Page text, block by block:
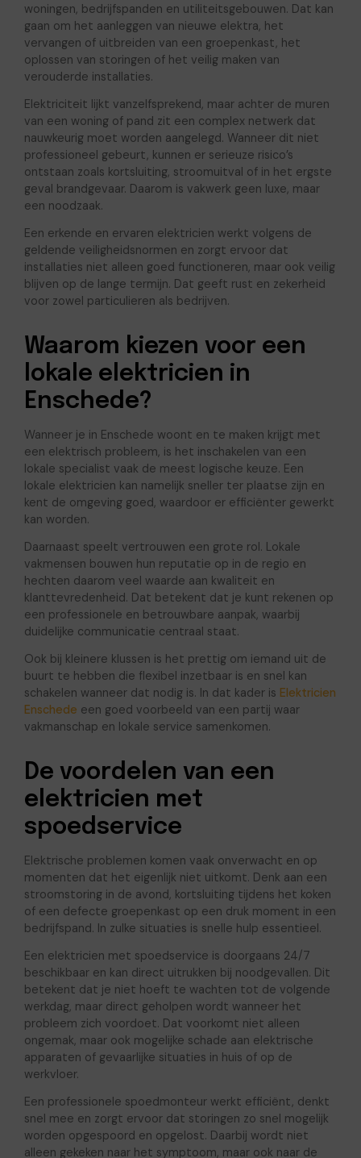
woningen, bedrijfspanden en utiliteitsgebouwen. Dat kan
gaan om het aanleggen van nieuwe elektra, het
vervangen of uitbreiden van een groepenkast, het
oplossen van storingen of het veilig maken van
verouderde installaties.
Elektriciteit lijkt vanzelfsprekend, maar achter de muren
van een woning of pand zit een complex netwerk dat
nauwkeurig moet worden aangelegd. Wanneer dit niet
professioneel gebeurt, kunnen er serieuze risico’s
ontstaan zoals kortsluiting, stroomuitval of in het ergste
geval brandgevaar. Daarom is vakwerk geen luxe, maar
een noodzaak.
Een erkende en ervaren elektricien werkt volgens de
geldende veiligheidsnormen en zorgt ervoor dat
installaties niet alleen goed functioneren, maar ook veilig
blijven op de lange termijn. Dat geeft rust en zekerheid
voor zowel particulieren als bedrijven.
Waarom kiezen voor een
lokale elektricien in
Enschede?
Wanneer je in Enschede woont en te maken krijgt met
een elektrisch probleem, is het inschakelen van een
lokale specialist vaak de meest logische keuze. Een
lokale elektricien kan namelijk sneller ter plaatse zijn en
kent de omgeving goed, waardoor er efficiënter gewerkt
kan worden.
Daarnaast speelt vertrouwen een grote rol. Lokale
vakmensen bouwen hun reputatie op in de regio en
hechten daarom veel waarde aan kwaliteit en
klanttevredenheid. Dat betekent dat je kunt rekenen op
een professionele en betrouwbare aanpak, waarbij
duidelijke communicatie centraal staat.
Ook bij kleinere klussen is het prettig om iemand uit de
buurt te hebben die flexibel inzetbaar is en snel kan
schakelen wanneer dat nodig is. In dat kader is Elektricien
Enschede een goed voorbeeld van een partij waar
vakmanschap en lokale service samenkomen.
De voordelen van een
elektricien met
spoedservice
Elektrische problemen komen vaak onverwacht en op
momenten dat het eigenlijk niet uitkomt. Denk aan een
stroomstoring in de avond, kortsluiting tijdens het koken
of een defecte groepenkast op een druk moment in een
bedrijfspand. In zulke situaties is snelle hulp essentieel.
Een elektricien met spoedservice is doorgaans 24/7
beschikbaar en kan direct uitrukken bij noodgevallen. Dit
betekent dat je niet hoeft te wachten tot de volgende
werkdag, maar direct geholpen wordt wanneer het
probleem zich voordoet. Dat voorkomt niet alleen
ongemak, maar ook mogelijke schade aan elektrische
apparaten of gevaarlijke situaties in huis of op de
werkvloer.
Een professionele spoedmonteur werkt efficiënt, denkt
snel mee en zorgt ervoor dat storingen zo snel mogelijk
worden opgespoord en opgelost. Daarbij wordt niet
alleen gekeken naar het symptoom, maar ook naar de